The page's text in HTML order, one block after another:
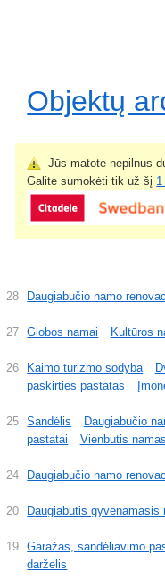
Objektų
Jūs matote nepilnus
Galite sumokėti tik už šį
28 Daugiabučio namo
27 Globos namai Kultūros
26 Kaimo turizmo sodyba
paskirties pastatas
25 Sandėlis
Daugiabučio
pastatai
Vienbutis
24 Daugiabučio namo
20 Daugiabutis gyvenamasis
19
Garažas, sandėliavimo
darželis